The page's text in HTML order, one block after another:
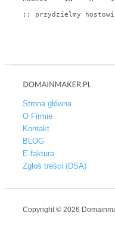
Strona główna
O Firmie
Kontakt
BLOG
E-faktura
Zgłoś treści (DSA)
Copyright © 2026